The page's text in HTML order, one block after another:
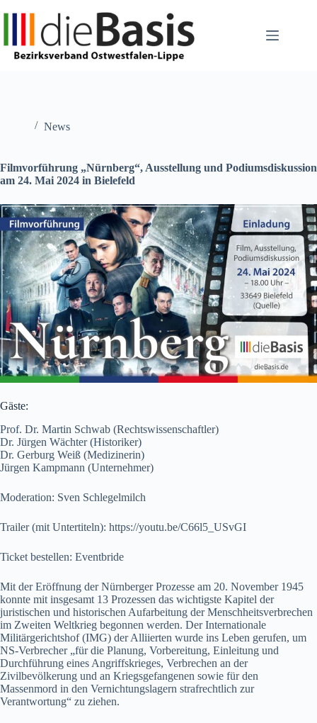
News
Filmvorführung „Nürnberg“, Ausstellung und Podiumsdiskussion
am 24. Mai 2024 in Bielefeld
Gäste:
Prof. Dr. Martin Schwab (Rechtswissenschaftler)
Dr. Jürgen Wächter (Historiker)
Dr. Gerburg Weiß (Medizinerin)
Jürgen Kampmann (Unternehmer)
Moderation: Sven Schlegelmilch
Trailer (mit Untertiteln): https://youtu.be/C66l5_USvGI
Ticket bestellen: Eventbride
Mit der Eröffnung der Nürnberger Prozesse am 20. November 1945
konnte mit insgesamt 13 Prozessen das wichtigste Kapitel der
juristischen und historischen Aufarbeitung der Menschheitsverbrechen
im Zweiten Weltkrieg begonnen werden. Der Internationale
Militärgerichtshof (IMG) der Alliierten wurde ins Leben gerufen, um
NS-Verbrecher „für die Planung, Vorbereitung, Einleitung und
Durchführung eines Angriffskrieges, Verbrechen an der
Zivilbevölkerung und an Kriegsgefangenen sowie für den
Massenmord in den Vernichtungslagern strafrechtlich zur
Verantwortung“ zu ziehen.